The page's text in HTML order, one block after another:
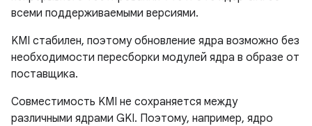
всеми поддерживаемыми версиями.
KMI стабилен, поэтому обновление ядра возможно без
необходимости пересборки модулей ядра в образе от
поставщика.
Совместимость KMI не сохраняется между
различными ядрами GKI. Поэтому, например, ядро